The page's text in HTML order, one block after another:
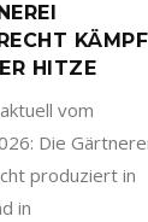
HITZE
vom
Die
produziert in
in